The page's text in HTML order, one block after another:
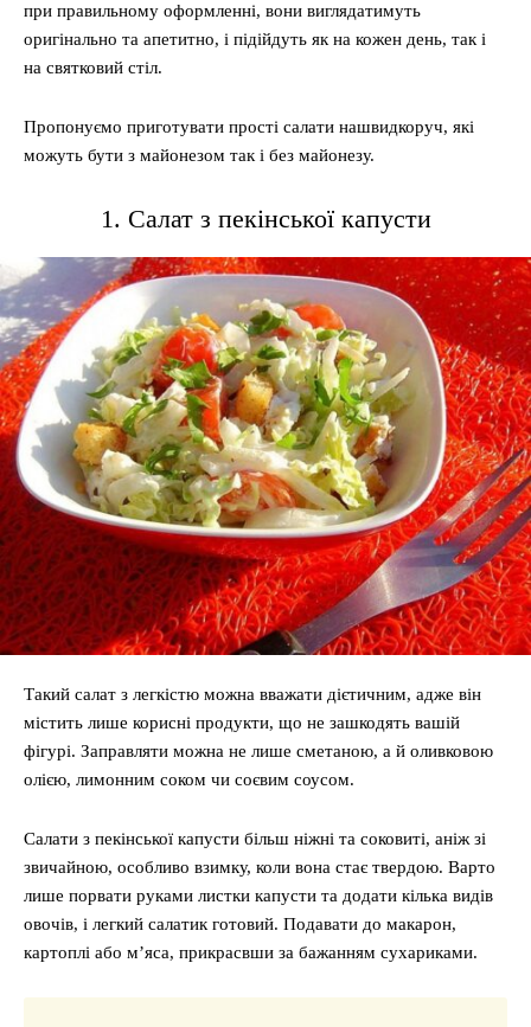
при правильному оформленні, вони виглядатимуть
оригінально та апетитно, і підійдуть як на кожен день, так і
на святковий стіл.
Пропонуємо приготувати прості салати нашвидкоруч, які
можуть бути з майонезом так і без майонезу.
1. Салат з пекінської капусти
Такий салат з легкістю можна вважати дієтичним, адже він
містить лише корисні продукти, що не зашкодять вашій
фігурі. Заправляти можна не лише сметаною, а й оливковою
олією, лимонним соком чи соєвим соусом.
Салати з пекінської капусти більш ніжні та соковиті, аніж зі
звичайною, особливо взимку, коли вона стає твердою. Варто
лише порвати руками листки капусти та додати кілька видів
овочів, і легкий салатик готовий. Подавати до макарон,
картоплі або м’яса, прикрасвши за бажанням сухариками.